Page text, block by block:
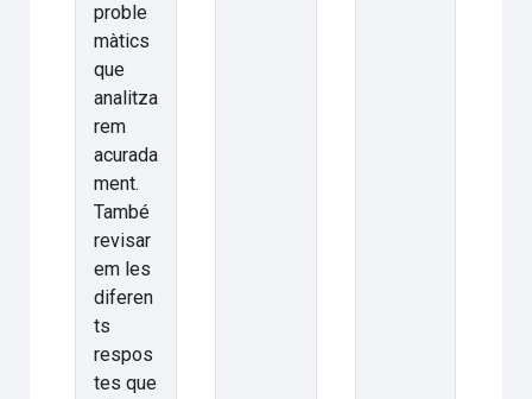
proble
màtics
que
analitza
rem
acurada
ment.
També
revisar
em les
diferen
ts
respos
tes que